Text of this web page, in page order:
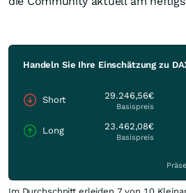
Handeln Sie Ihre Einschätzung zu
Short 29.246,56€
Basispreis
Long 23.462,08€
Basispreis